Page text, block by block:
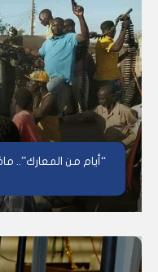
“أيام من المعارك”..